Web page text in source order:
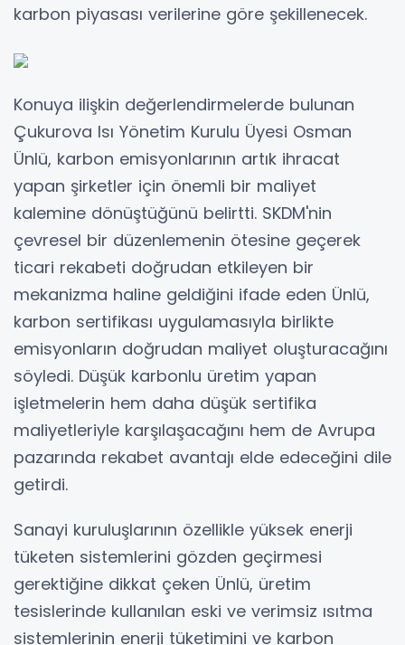
karbon piyasası verilerine göre şekillenecek.
Konuya ilişkin değerlendirmelerde bulunan
Çukurova Isı Yönetim Kurulu Üyesi Osman
Ünlü, karbon emisyonlarının artık ihracat
yapan şirketler için önemli bir maliyet
kalemine dönüştüğünü belirtti. SKDM'nin
çevresel bir düzenlemenin ötesine geçerek
ticari rekabeti doğrudan etkileyen bir
mekanizma haline geldiğini ifade eden Ünlü,
karbon sertifikası uygulamasıyla birlikte
emisyonların doğrudan maliyet oluşturacağını
söyledi. Düşük karbonlu üretim yapan
işletmelerin hem daha düşük sertifika
maliyetleriyle karşılaşacağını hem de Avrupa
pazarında rekabet avantajı elde edeceğini dile
getirdi.
Sanayi kuruluşlarının özellikle yüksek enerji
tüketen sistemlerini gözden geçirmesi
gerektiğine dikkat çeken Ünlü, üretim
tesislerinde kullanılan eski ve verimsiz ısıtma
sistemlerinin enerji tüketimini ve karbon